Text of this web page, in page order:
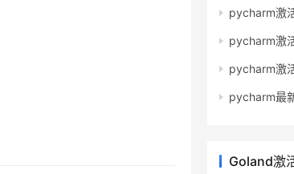
pycharm激
pycharm激
pycharm激
pycharm最
Goland激